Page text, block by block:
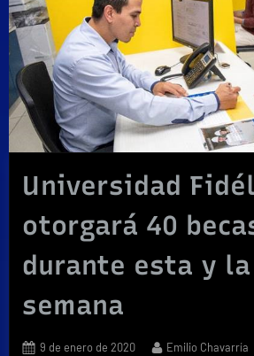
Universidad
otorgará 40
durante esta y
semana
Posted
9 de enero de 2020 By
Emilio Chavarría